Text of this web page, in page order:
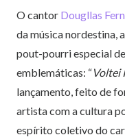
O cantor Dougllas
da música nordestina,
pout-pourri especial
emblemáticas: “Voltei
lançamento, feito de
artista com a cultura
espírito coletivo do